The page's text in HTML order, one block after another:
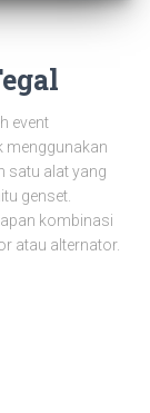
event
menggunakan
satu alat yang
genset.
kombinasi
atau alternator.